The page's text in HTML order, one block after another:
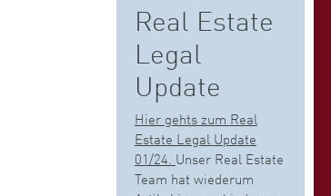
Real Estate
Legal
Update
Hier gehts zum Real
Estate Legal Update
01/24. Unser Real Estate
Team hat wiederum